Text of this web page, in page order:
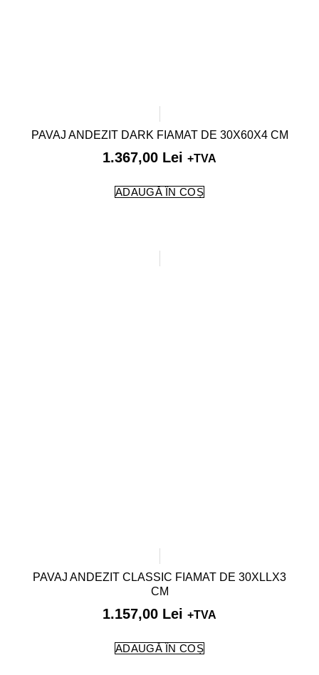
PAVAJ ANDEZIT DARK FIAMAT DE 30X60X4 CM
1.367,00 Lei +TVA
ADAUGĂ ÎN COȘ
PAVAJ ANDEZIT CLASSIC FIAMAT DE 30XLLX3
CM
1.157,00 Lei +TVA
ADAUGĂ ÎN COȘ